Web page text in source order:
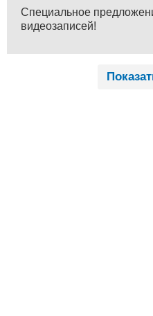
Специальное
видеозаписей!